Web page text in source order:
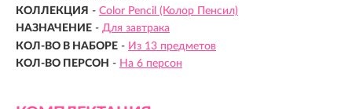
КОЛЛЕКЦИЯ - Color Pencil (Колор Пенсил)
НАЗНАЧЕНИЕ - Для завтрака
КОЛ-ВО В НАБОРЕ - Из 13 предметов
КОЛ-ВО ПЕРСОН - На 6 персон